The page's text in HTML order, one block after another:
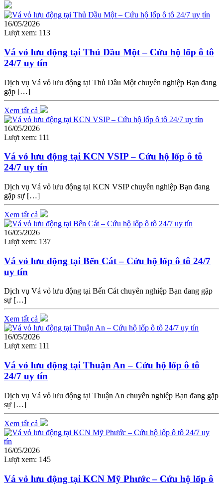
16/05/2026
Lượt xem: 113
Vá vỏ lưu động tại Thủ Dầu Một – Cứu hộ lốp ô tô
24/7 uy tín
Dịch vụ Vá vỏ lưu động tại Thủ Dầu Một chuyên nghiệp Bạn đang
gặp […]
Xem tất cả
16/05/2026
Lượt xem: 111
Vá vỏ lưu động tại KCN VSIP – Cứu hộ lốp ô tô
24/7 uy tín
Dịch vụ Vá vỏ lưu động tại KCN VSIP chuyên nghiệp Bạn đang
gặp sự […]
Xem tất cả
16/05/2026
Lượt xem: 137
Vá vỏ lưu động tại Bến Cát – Cứu hộ lốp ô tô 24/7
uy tín
Dịch vụ Vá vỏ lưu động tại Bến Cát chuyên nghiệp Bạn đang gặp
sự […]
Xem tất cả
16/05/2026
Lượt xem: 111
Vá vỏ lưu động tại Thuận An – Cứu hộ lốp ô tô
24/7 uy tín
Dịch vụ Vá vỏ lưu động tại Thuận An chuyên nghiệp Bạn đang gặp
sự […]
Xem tất cả
16/05/2026
Lượt xem: 145
Vá vỏ lưu động tại KCN Mỹ Phước – Cứu hộ lốp ô